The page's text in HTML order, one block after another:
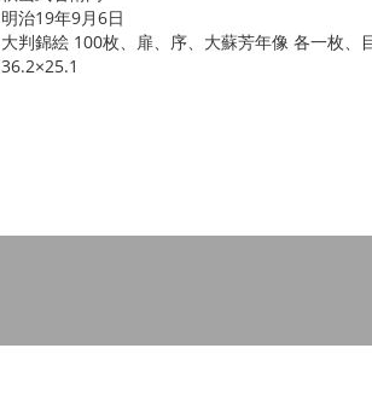
明治19年9月6日
大判錦絵 100枚、扉、序、大蘇芳年像 各一枚、
36.2×25.1